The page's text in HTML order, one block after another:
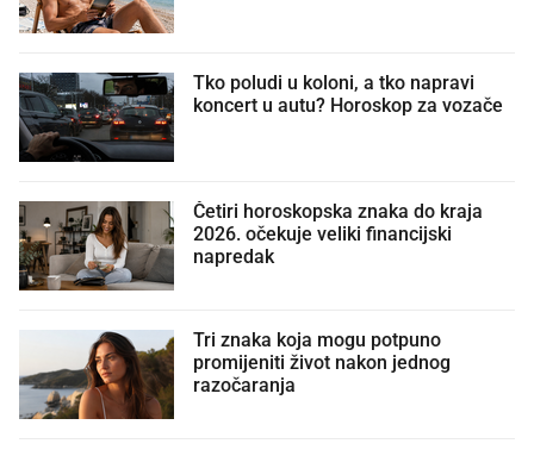
Tko poludi u koloni, a tko napravi
koncert u autu? Horoskop za vozače
Četiri horoskopska znaka do kraja
2026. očekuje veliki financijski
napredak
Tri znaka koja mogu potpuno
promijeniti život nakon jednog
razočaranja